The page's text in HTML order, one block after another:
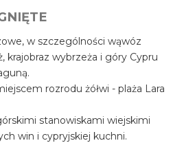
w szczególności wąwóz
krajobraz wybrzeża i góry Cypru
rozrodu żółwi - plaża Lara
stanowiskami wiejskimi
win i cypryjskiej kuchni.